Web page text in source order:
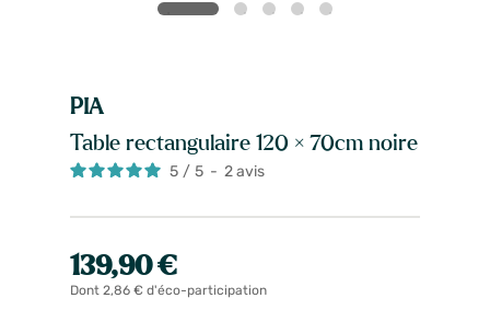
PIA
Table rectangulaire 120 × 70cm noire
5 / 5 - 2avis
139,90 €
Dont 2,86 € d'éco-participation